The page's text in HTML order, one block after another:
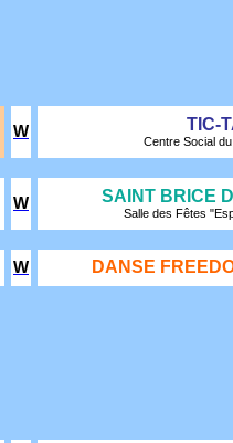
W TIC-
Centre Social
W SAINT BRICE
Salle des Fêtes
W DANSE